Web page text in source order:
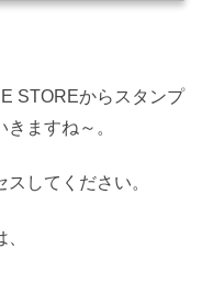
STOREからスタンプ
ますね～。
してください。